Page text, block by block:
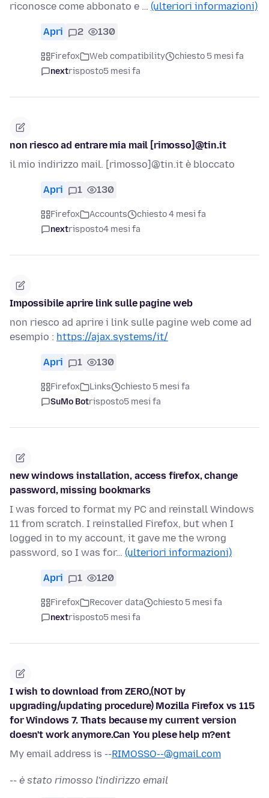
riconosce come abbonato e … (ulteriori informazioni)
Apri 2 130
Firefox Web compatibility
chiesto 5 mesi fa
nextrisposto5 mesi fa
non riesco ad entrare mia mail [rimosso]@tin.it
il mio indirizzo mail. [rimosso]@tin.it è bloccato
Apri 1 130
Firefox Accounts
chiesto 4 mesi fa
nextrisposto4 mesi fa
Impossibile aprire link sulle pagine web
non riesco ad aprire i link sulle pagine web come ad
esempio : https://ajax.systems/it/
Apri 1 130
Firefox Links
chiesto 5 mesi fa
SuMo Botrisposto5 mesi fa
new windows installation, access firefox, change
password, missing bookmarks
I was forced to format my PC and reinstall Windows
11 from scratch. I reinstalled Firefox, but when I
logged in to my account, it gave me the wrong
password, so I was for… (ulteriori informazioni)
Apri 1 120
Firefox Recover data
chiesto 5 mesi fa
nextrisposto5 mesi fa
I wish to download from ZERO,(NOT by
upgrading/updating procedure) Mozilla Firefox vs 115
for Windows 7. Thats because my current version
doesn't work anymore.Can You plese help m?ent
My email address is --RIMOSSO--@gmail.com
-- è stato rimosso l'indirizzo email